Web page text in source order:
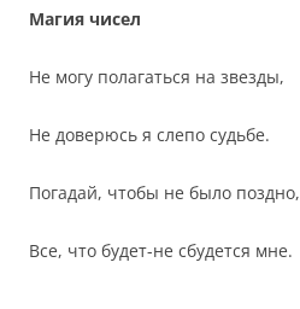
Магия чисел
Не могу полагаться на звезды,
Не доверюсь я слепо судьбе.
Погадай, чтобы не было поздно,
Все, что будет-не сбудется мне.